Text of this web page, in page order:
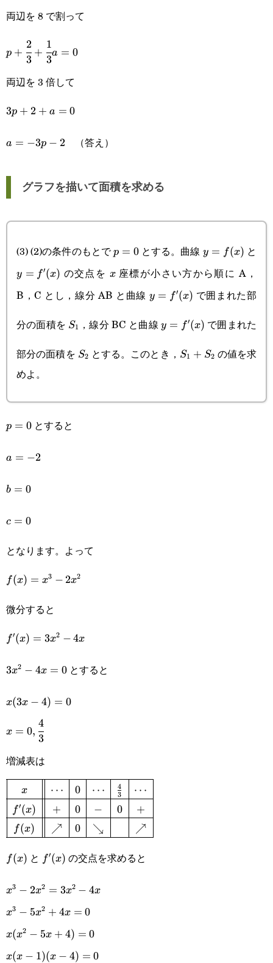
{3}a=0
両辺を 8 で割って
p+\cfrac{2}
{3}+\cfrac{1}
{3}a=0
p +
3
2
+
3
1
a = 0
両辺を 3 倍して
3p+2+a=0
3p + 2 + a = 0
a=-3p-
a = −3p − 2 （答え）
グラフを描いて面積を求める
(3) (2)の条件のもとでp=0
p = 0とする。曲線 y=f(x)
y = f(x) と
y=f'(x)
y = f′(x) の交点を x
x座標が小さい方から順に A，
B，C とし，線分 AB と曲線 y=f'(x)
y = f′(x) で囲まれた部
分の面積を S_1
S1 ，線分 BC と曲線 y=f'(x)
y = f′(x) で囲まれた
部分の面積を S_2
S2 とする。このとき， S_1+S_2
S1 + S2 の値を求
めよ。
p=0
p = 0とすると
a=-2
a = −2
b=0
b = 0
c=0
c = 0
となります。よって
f(x)=x^3-
f(x) = x3 − 2x2
微分すると
f'(x)=3x^2-
f′(x) = 3x2 − 4x
3x^2-
3x2 − 4x = 0とすると
x(3x-
x(3x − 4) = 0
x=0,\cfrac{4}
x = 0,
3
4
増減表は
x&\cdots&0&\cdots&\frac{4}{3}&\cdots\\\hline
f'(x)&+&0&-&0&+\\\hline
x
f′(x)
f(x)
⋯
+
↗
0
0
0
⋯
−
↘
3
4
0
⋯
+
↗
f(x)
f(x) と f'(x)
f′(x) の交点を求めると
x^3-
2x^2=3x^2-
4x
x3 − 2x2 = 3x2 − 4x
x^3-
5x^2+4x=0
x3 − 5x2 + 4x = 0
x(x^2-
5x+4)=0
x(x2 − 5x + 4) = 0
x(x-
x(x − 1)(x − 4) = 0